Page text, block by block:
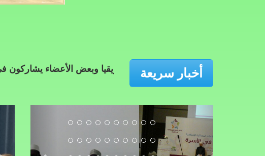
لاتحاد علماء إفريقيا وبعض الأعضاء يشاركون في الندوة العلمية
أخبار سريعة